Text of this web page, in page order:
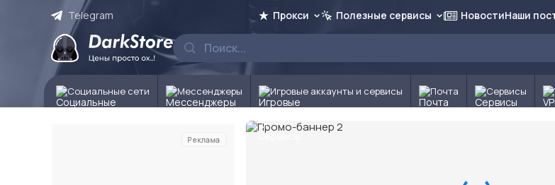
Telegram Прокси Полезные сервисы НовостиНаши
Социальные сети Мессенджеры Игровые аккаунты и сервисы Почта Сервисы
Реклама